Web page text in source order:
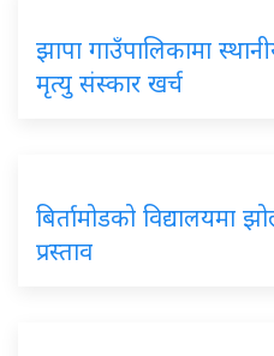
झापा गाउँपालिकामा
मृत्यु संस्कार खर्च
बिर्तामोडको विद्यालयमा
प्रस्ताव